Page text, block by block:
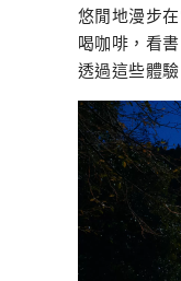
悠閒地漫步
喝咖啡，看
透過這些體